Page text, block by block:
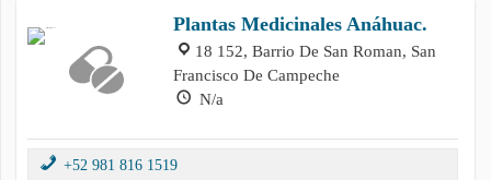
Plantas Medicinales Anáhuac.
18 152, Barrio De San Roman, San
Francisco De Campeche
N/a
+52 981 816 1519